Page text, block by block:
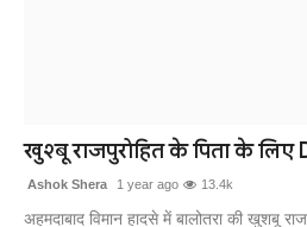
खुश्बू राजपुरोहित के पिता के लिए
Ashok Shera 1 year ago 13.4k
अहमदाबाद विमान हादसे में बालोतरा की खुशबू